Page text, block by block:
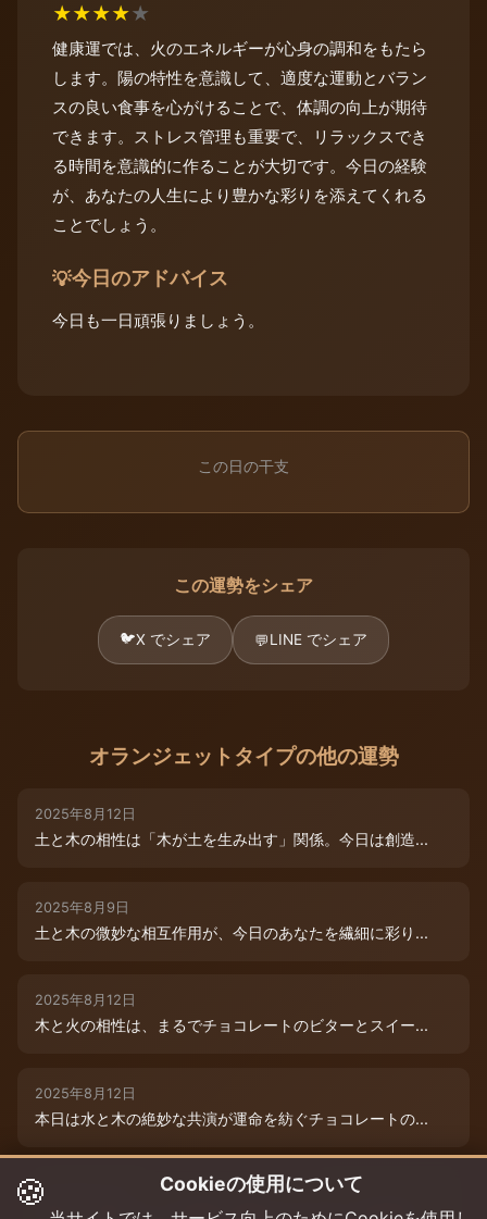
★★★★★
健康運では、火のエネルギーが心身の調和をもたら
します。陽の特性を意識して、適度な運動とバラン
スの良い食事を心がけることで、体調の向上が期待
できます。ストレス管理も重要で、リラックスでき
る時間を意識的に作ることが大切です。今日の経験
が、あなたの人生により豊かな彩りを添えてくれる
ことでしょう。
💡今日のアドバイス
今日も一日頑張りましょう。
この日の干支
この運勢をシェア
🐦X でシェア 💬LINE でシェア
オランジェットタイプの他の運勢
2025年8月12日
土と木の相性は「木が土を生み出す」関係。今日は創造...
2025年8月9日
土と木の微妙な相互作用が、今日のあなたを繊細に彩り...
2025年8月12日
木と火の相性は、まるでチョコレートのビターとスイー...
2025年8月12日
本日は水と木の絶妙な共演が運命を紡ぐチョコレートの...
2025年8月12日
本日は、燃えるような情熱と成長のエネルギーが交差す...
🍪 Cookieの使用について